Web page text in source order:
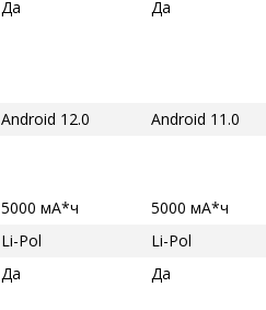
Да Да
Android 12.0 Android 11.0
5000 мА*ч
5000 мА*ч
Li-Pol
Li-Pol
Да Да